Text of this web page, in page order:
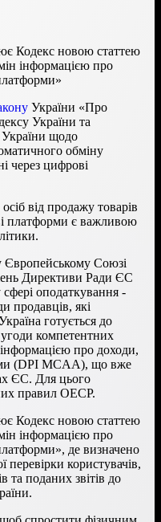
Кодекс новою статтею
інформацією про
України «Про
України та
України щодо
обміну
через цифрові
від продажу товарів
платформи є важливою
Союзі
Директиви Ради ЄС
оподаткування -
продавців, які
готується до
компетентних
про доходи,
(DPI MCAA), що вже
ЄС. Для цього
правил ОЕСР.
Кодекс новою статтею
інформацією про
де визначено
користувачів,
та поданих звітів до